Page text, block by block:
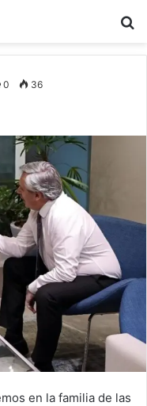
0 36
en la familia de las